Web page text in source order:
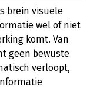
brein visuele
wel of niet
komt. Van
geen bewuste
verloopt,